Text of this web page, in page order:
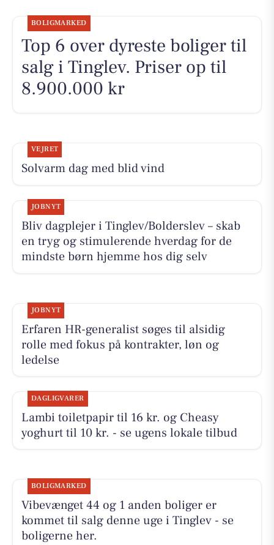
BOLIGMARKED
Top 6 over dyreste boliger til
salg i Tinglev. Priser op til
8.900.000 kr
VEJRET
Solvarm dag med blid vind
JOBNYT
Bliv dagplejer i Tinglev/Bolderslev – skab
en tryg og stimulerende hverdag for de
mindste børn hjemme hos dig selv
JOBNYT
Erfaren HR-generalist søges til alsidig
rolle med fokus på kontrakter, løn og
ledelse
DAGLIGVARER
Lambi toiletpapir til 16 kr. og Cheasy
yoghurt til 10 kr. - se ugens lokale tilbud
BOLIGMARKED
Vibevænget 44 og 1 anden boliger er
kommet til salg denne uge i Tinglev - se
boligerne her.